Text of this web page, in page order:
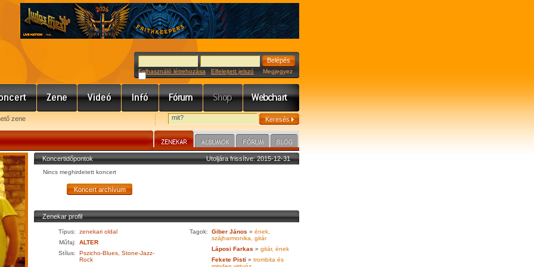
Felhasználó létrehozása Elfelejtett jelszó Megjegyez
zene
Utoljára frissítve: 2015-12-31
Koncertidőpontok
Nincs meghirdetett koncert
Zenekar profil
Típus:
zenekari oldal
Műfaj:
ALTER
Stílus:
Pszicho-Blues, Stone-Jazz-
Rock
Tagok: Giber János » ének,
szájharmonika, gitár
Láposi Farkas » gitár, ének
Fekete Pisti » trombita és